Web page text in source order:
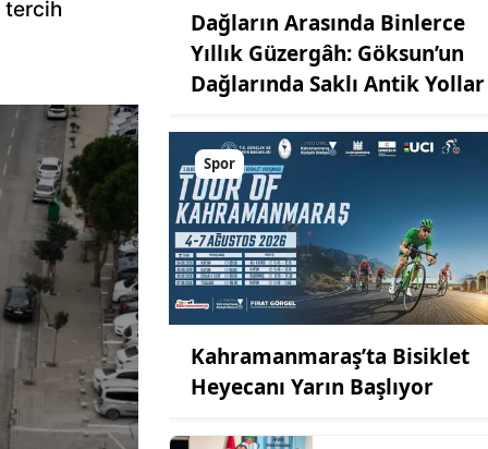
tercih
Dağların Arasında Binlerce
Yıllık Güzergâh: Göksun’un
Dağlarında Saklı Antik Yollar
Spor
Kahramanmaraş’ta Bisiklet
Heyecanı Yarın Başlıyor